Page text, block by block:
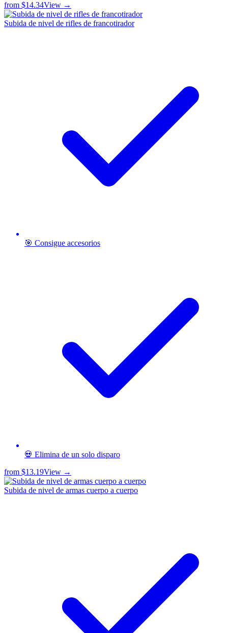
from $14.34View →
Subida de nivel de rifles de francotirador
🎯 Consigue accesorios
💀 Elimina de un solo disparo
from $13.19View →
Subida de nivel de armas cuerpo a cuerpo